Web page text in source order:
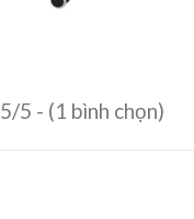
5/5 - (1 bình chọn)